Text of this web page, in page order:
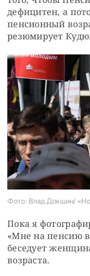
дефицитен, а
пенсионный
резюмирует
Фото: Влад Докшин/
Пока я
«Мне на пенсию в
беседует
возраста.